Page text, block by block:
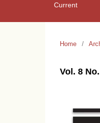
Current
Home /
Vol. 8